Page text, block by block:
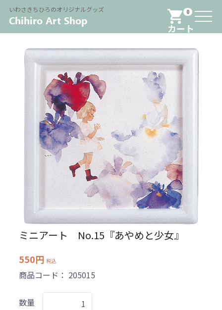
0
カート
いわさきちひろのオリジナルグッズ Menu
ミニアート No.15『あやめと少女』
550円 税込
商品コード： 205015
数量